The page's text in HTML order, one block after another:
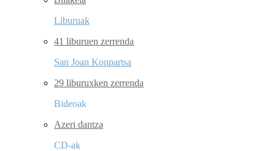
Liburuak
41 liburuen zerrenda
San Joan Konpartsa
29 liburuxken zerrenda
Bideoak
Azeri dantza
CD-ak